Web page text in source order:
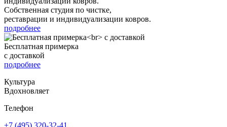
Собственная студия по чистке,
реставрации и индивидуализации ковров.
подробнее
Бесплатная примерка
с доставкой
подробнее
Культура
Вдохновляет
Телефон
+7 (495) 320-32-41